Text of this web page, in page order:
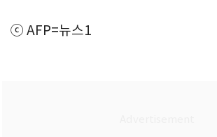
ⓒ AFP=뉴스1